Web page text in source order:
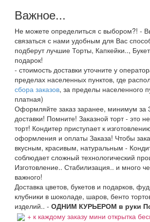
Важное...
Не можете определиться с выбором?! -
связаться с нами удобным для Вас
подберут лучшие Торты, Капкейки..,
подарок!
- стоимость доставки уточните у
пределах населенных пунктов, где
сбора заказов, за пределы населенного
платная)
Оформляйте заказ заранее, минимум за
доставки! Помните! Заказной торт - это
торт! Кондитер приступает к
оформления и оплаты Заказа! Чтобы
вкусным, красивым, натуральным -
соблюдает сложный технологический
Изготовление.. Стабилизация.. и много
важного!
Доставка цветов, букетов и подарков,
клубники в шоколаде, шаров, бенто
изделий.. - ОДНИМ КУРЬЕРОМ в руки
+ к каждому заказу мини открытка